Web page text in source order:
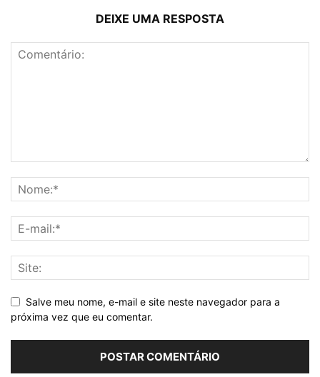
DEIXE UMA RESPOSTA
Salve meu nome, e-mail e site neste navegador para a
próxima vez que eu comentar.